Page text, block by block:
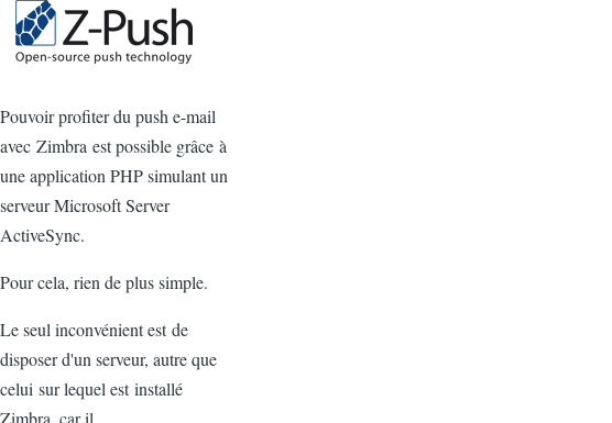
Pouvoir profiter du push e-mail
avec Zimbra est possible grâce à
une application PHP simulant un
serveur Microsoft Server
ActiveSync.
Pour cela, rien de plus simple.
Le seul inconvénient est de
disposer d'un serveur, autre que
celui sur lequel est installé
Zimbra, car il